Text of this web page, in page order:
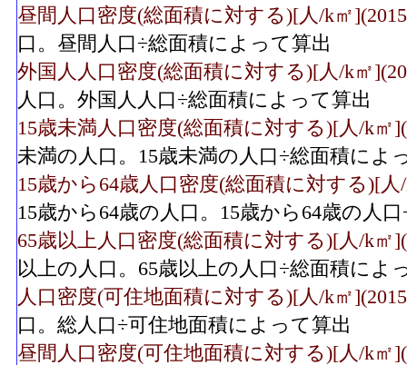
昼間人口密度(総面積に対する)[人/k㎡
口。昼間人口÷総面積によって算出
外国人人口密度(総面積に対する)[人/k㎡
人口。外国人人口÷総面積によって算出
15歳未満人口密度(総面積に対する)[人/k㎡
未満の人口。15歳未満の人口÷総面積によ
15歳から64歳人口密度(総面積に対する)[人
15歳から64歳の人口。15歳から64歳の人
65歳以上人口密度(総面積に対する)[人/k㎡
以上の人口。65歳以上の人口÷総面積によ
人口密度(可住地面積に対する)[人/k㎡
口。総人口÷可住地面積によって算出
昼間人口密度(可住地面積に対する)[人/k㎡